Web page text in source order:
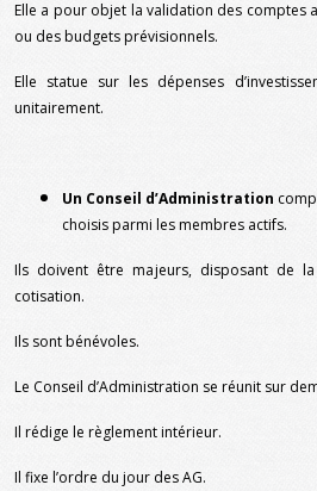
Elle a pour objet la validation des comptes
ou des budgets prévisionnels.
Elle statue sur les dépenses
unitairement.
Un Conseil d’Administration
choisis parmi les membres actifs.
Ils doivent être majeurs, disposant de
cotisation.
Ils sont bénévoles.
Le Conseil d’Administration se réunit sur
Il rédige le règlement intérieur.
Il fixe l’ordre du jour des AG.